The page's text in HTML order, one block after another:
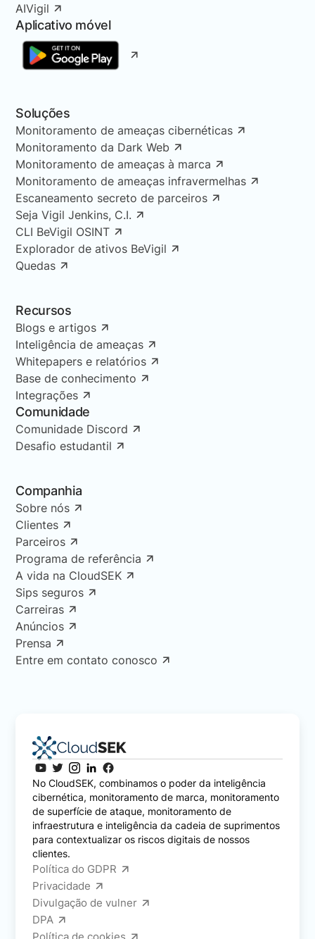
AIVigil
Aplicativo móvel
Soluções
Monitoramento de ameaças cibernéticas
Monitoramento da Dark Web
Monitoramento de ameaças à marca
Monitoramento de ameaças infravermelhas
Escaneamento secreto de parceiros
Seja Vigil Jenkins, C.I.
CLI BeVigil OSINT
Explorador de ativos BeVigil
Quedas
Recursos
Blogs e artigos
Inteligência de ameaças
Whitepapers e relatórios
Base de conhecimento
Integrações
Comunidade
Comunidade Discord
Desafio estudantil
Companhia
Sobre nós
Clientes
Parceiros
Programa de referência
A vida na CloudSEK
Sips seguros
Carreiras
Anúncios
Prensa
Entre em contato conosco
No CloudSEK, combinamos o poder da inteligência
cibernética, monitoramento de marca, monitoramento
de superfície de ataque, monitoramento de
infraestrutura e inteligência da cadeia de suprimentos
para contextualizar os riscos digitais de nossos
clientes.
Política do GDPR
Privacidade
Divulgação de vulner
DPA
Política de cookies